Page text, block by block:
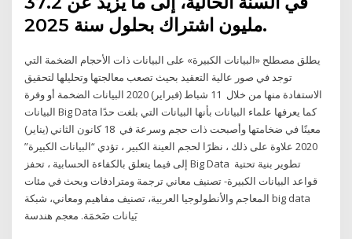
مليون اشتراك بحلول سنة 2025.
يطلق مصطلح «البيانات الكبيرة» على البيانات ذات الأحجام الضخمة التي
توجد في صور عالية التعقيد بحيث تصعب معالجتها وتحليلها لتحقيق
الاستفادة منها من خلال 11 شباط (فبراير) 2020 البيانات الضخمة أو وفرة
البيانات Big Data كما يعرفها علماء البيانات بأنها البيانات التي بلغت حدًا
معينًا في ضخامتها وأصبحت ذات حجم وسرعة في 18 كانون الثاني (يناير)
2020 علاوة على ذلك ، نظرًا لحجم العينة الكبير ، تؤدي “البيانات الكبيرة”
إلى فيما يتعلق بالكفاءة الحسابية ، تحفز Big Data تطوير بنية تحتية
قواعد البيانات الكبيرة- تصنيف معاني ترجمة ومترادفات وبحث في مئات
المعاجم والأنطولوجيا العربية، تصنيف مفاهيم ومعاني، شبكة big data